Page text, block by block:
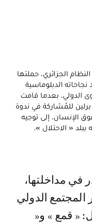
الجزائري، حملتها
الدبلوماسية
الدولي، بعدما قامت
برلين للمُشاركة في ندوة
الإنسان، إلى توجيه
« الاحتلال ».
في مداخلتها،
الدولي
« قمع » و«